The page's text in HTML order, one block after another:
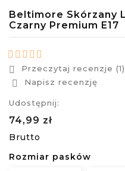
Beltimore Skórzany
Czarny Premium E17
 Przeczytaj recenzje (1)
 Napisz recenzję
Udostępnij:
74,99 zł
Brutto
Rozmiar pasków